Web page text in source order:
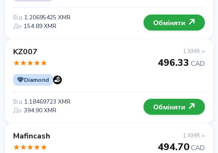
Від 1.20695425 XMR
До 154.89 XMR Обміняти
KZ007
Diamond
1 XMR =
496.33 CAD
Від 1.18469723 XMR
До 394.90 XMR Обміняти
Mafincash 1 XMR =
494.70CAD